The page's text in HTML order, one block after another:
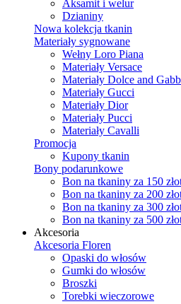
Aksamit i welur
Dzianiny
Nowa kolekcja tkanin
Materiały sygnowane
Wełny Loro Piana
Materiały Versace
Materiały Dolce and
Materiały Gucci
Materiały Dior
Materiały Pucci
Materiały Cavalli
Promocja
Kupony tkanin
Bony podarunkowe
Bon na tkaniny za 150
Bon na tkaniny za 200
Bon na tkaniny za 300
Bon na tkaniny za 500
Akcesoria
Akcesoria Floren
Opaski do włosów
Gumki do włosów
Broszki
Torebki wieczorowe